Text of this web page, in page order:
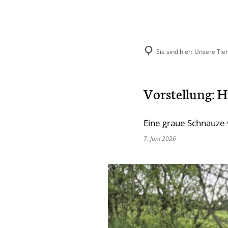
Aktuelles
Sie sind hier: Unsere
Vorstellung:
Eine graue
7. Juni 2026